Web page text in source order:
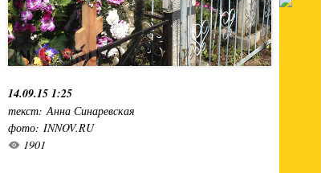
14.09.15 1:25
текст: Анна Синаревская
фото: INNOV.RU
1901